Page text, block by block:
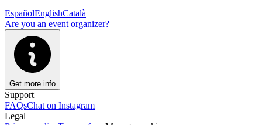
EspañolEnglishCatalà
Are you an event organizer?
Get more info
Support
FAQsChat on Instagram
Legal